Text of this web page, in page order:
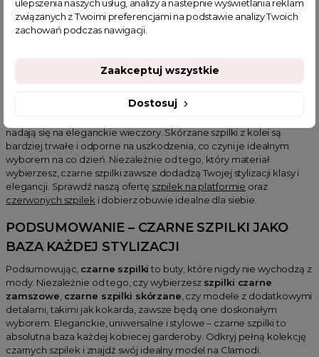
szpilki doskonale komponują się z prostymi, eleganckimi bluzkami i
spodniami, co pozwala na stworzenie stylizacji idealnej do pracy.
– CO WYBRAĆ?
zależy od Twoich preferencji. Zamszowe
nadają się na eleganckie wieczory. Skórzane szpilki z kolei są
bardziej trwałe i odporne na uszkodzenia, co czyni je idealnym
wyborem na co dzień. Niezależnie od tego, który materiał
wybierzesz, czarne szpilki zawsze dodadzą Twojej stylizacji klasy i
elegancji. Sprawdź naszą ofertę szpilek na platformie oraz
czerwonych szpilek i dobierz obuwie idealne dla siebie.
PODSUMOWANIE – CZARNE SZPILKI JAKO
BAZA KAŻDEJ STYLIZACJI
Podsumowując, czarne szpilki to buty, które nigdy nie wychodzą z
mody. Niezależnie od tego, czy wybierzesz szpilki czarne
zamszowe, czarne szpilki skórzane, czy modele z dodatkowymi
detalami, takimi jak kokarda, zawsze będą one doskonałym
wyborem. Eleganckie, uniwersalne i stylowe – czarne szpilki to
absolutna baza każdej kobiecej garderoby. Odkryj pełną kolekcję
czarnych szpilek i znajdź swój idealny model na Clamodi.
ulepszenia naszych usług, analizy a nastepnie wyświetlania reklam
związanych z Twoimi preferencjami na podstawie analizy Twoich
zachowań podczas nawigacji.
Dostosuj
Zaakceptuj wszystkie